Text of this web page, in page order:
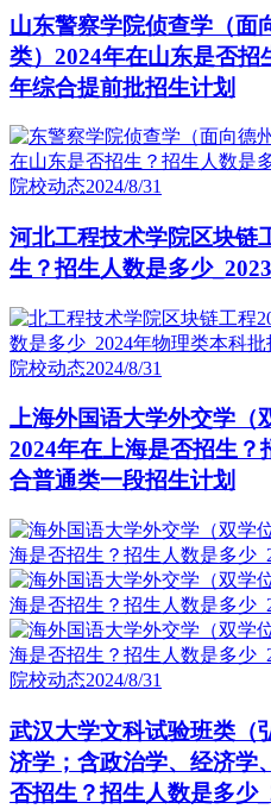
山东警察学院侦查学（面
类）2024年在山东是否招
年综合提前批招生计划
院校动态2024/8/31
河北工程技术学院区块链
生？招生人数是多少
院校动态2024/8/31
上海外国语大学外交学（
2024年在上海是否招生？
合普通类一段招生计划
院校动态2024/8/31
武汉大学文科试验班类（
济学；含政治学、经济学
否招生？招生人数是多少